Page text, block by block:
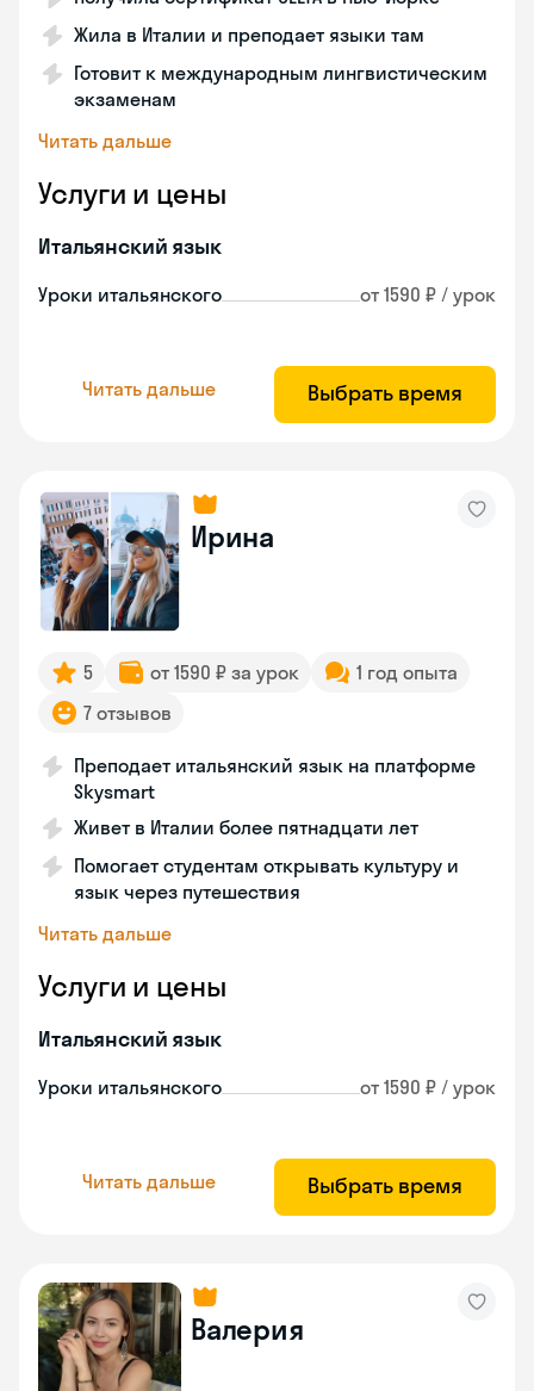
Жила в Италии и преподает языки там
Готовит к международным лингвистическим
экзаменам
Читать дальше
Услуги и цены
Итальянский язык
Уроки итальянского от 1590 ₽ / урок
Читать дальше Выбрать время
Ирина
5 от 1590 ₽ за урок
1 год опыта
7 отзывов
Преподает итальянский язык на платформе
Skysmart
Живет в Италии более пятнадцати лет
Помогает студентам открывать культуру и
язык через путешествия
Читать дальше
Услуги и цены
Итальянский язык
Уроки итальянского от 1590 ₽ / урок
Читать дальше Выбрать время
Валерия